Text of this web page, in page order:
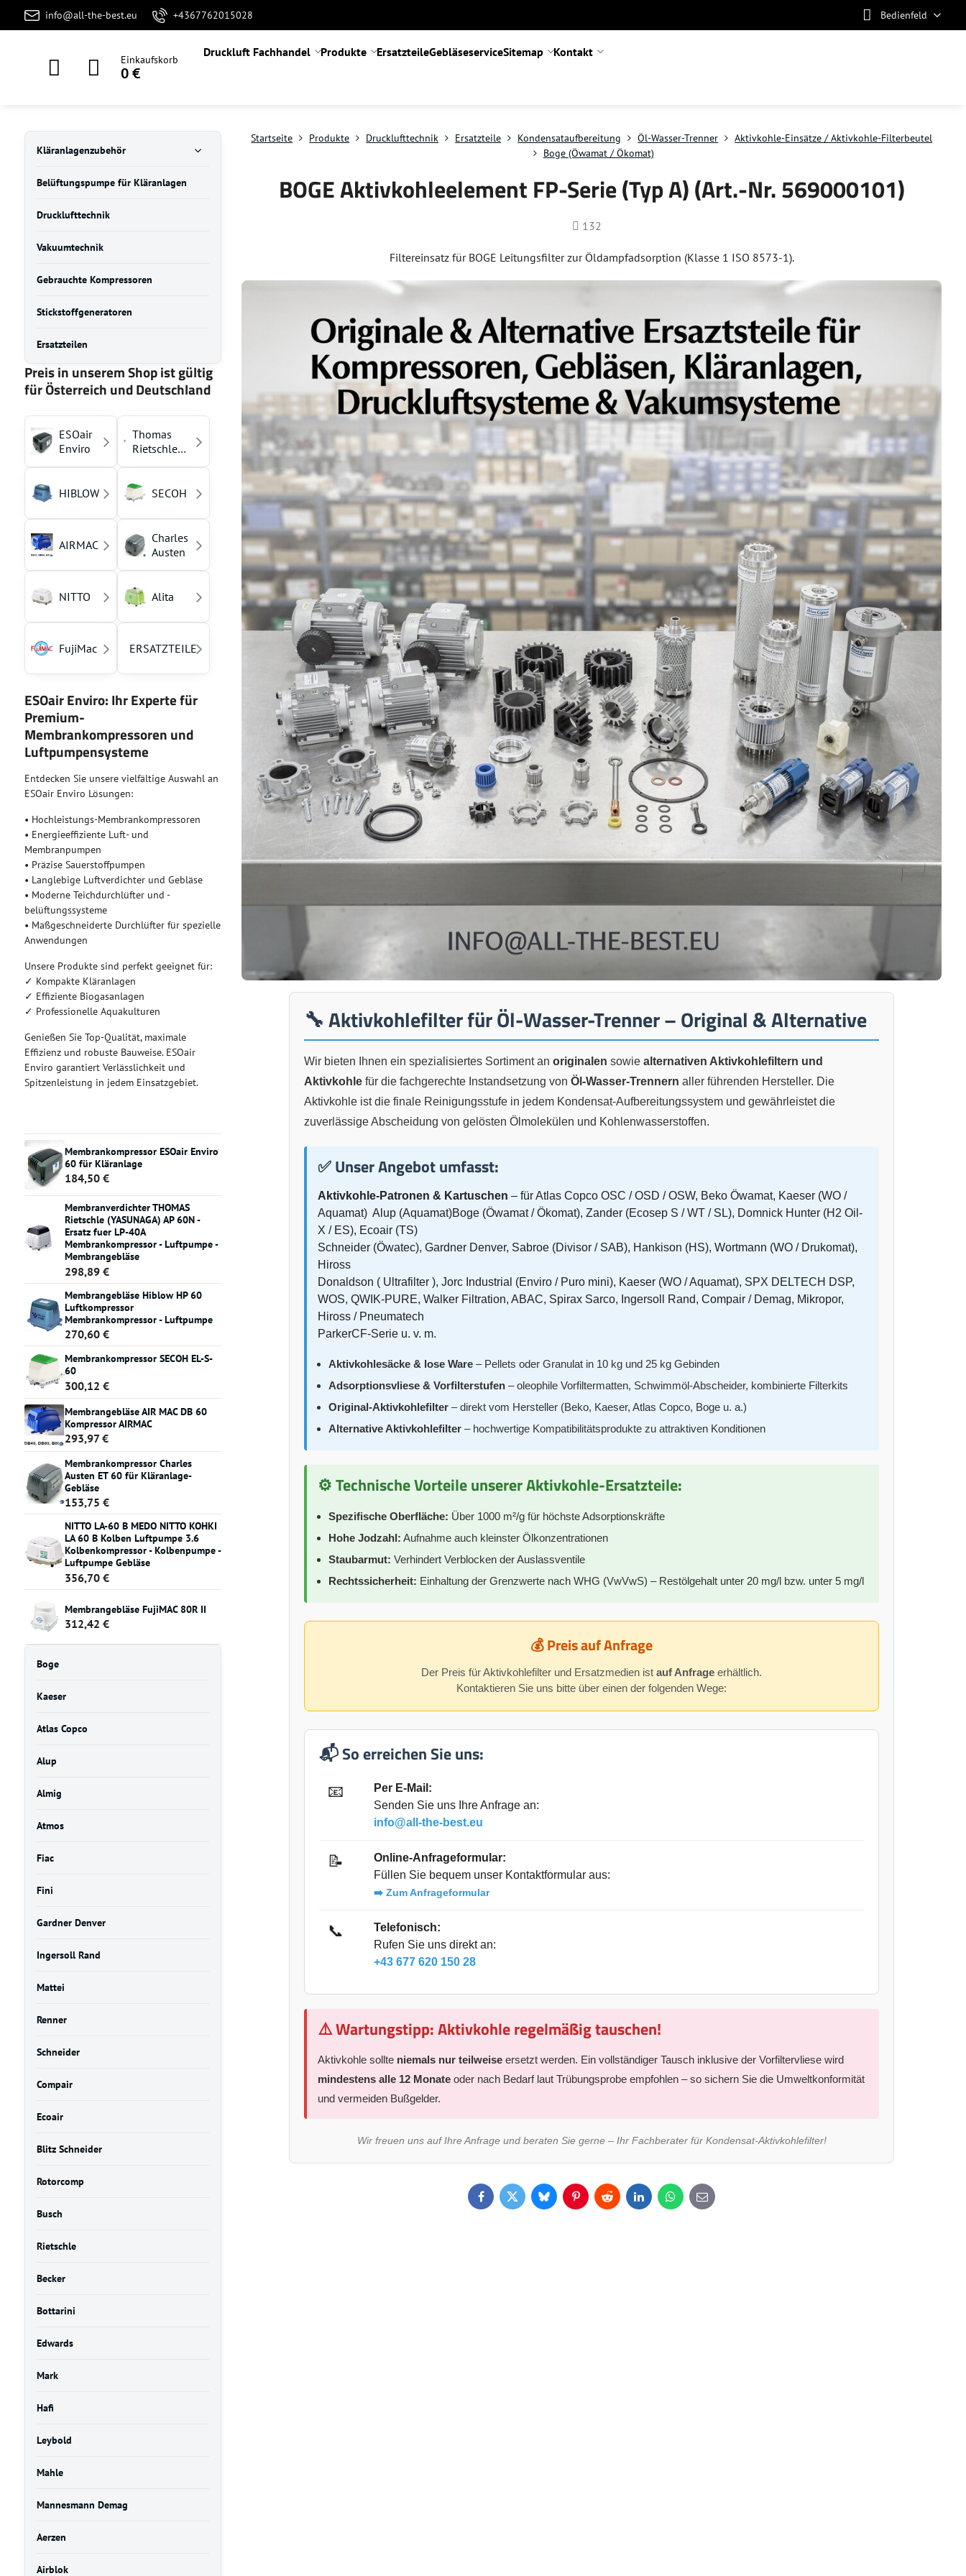
info@all-the-best.eu +4367762015028 Bedienfeld
Einkaufskorb
0 €
Druckluft Fachhandel Produkte ErsatzteileGebläseserviceSitemap Kontakt
Startseite Produkte Drucklufttechnik Ersatzteile Kondensataufbereitung Öl-Wasser-Trenner
Aktivkohle-Einsätze / Aktivkohle-Filterbeutel
Boge (Öwamat / Ökomat)
BOGE Aktivkohleelement FP-Serie (Typ A) (Art.-Nr. 569000101)
Anzahl
132
Filtereinsatz für BOGE Leitungsfilter zur Öldampfadsorption (Klasse 1 ISO 8573-1).
🔧 Aktivkohlefilter für Öl-Wasser-Trenner – Original & Alternative
Wir bieten Ihnen ein spezialisiertes Sortiment anoriginalen sowiealternativen Aktivkohlefiltern und
Aktivkohlefür die fachgerechte Instandsetzung vonÖl-Wasser-Trennern aller führenden Hersteller. Die
Aktivkohle ist die finale Reinigungsstufe in jedem Kondensat-Aufbereitungssystem und gewährleistet die
zuverlässige Abscheidung von gelösten Ölmolekülen und Kohlenwasserstoffen.
✅ Unser Angebot umfasst:
Aktivkohle-Patronen & Kartuschen – für Atlas Copco OSC / OSD / OSW, Beko Öwamat, Kaeser (WO /
Aquamat) Alup (Aquamat)Boge (Öwamat / Ökomat), Zander (Ecosep S / WT / SL), Domnick Hunter (H2 Oil-
X / ES), Ecoair (TS)
Schneider (Öwatec), Gardner Denver, Sabroe (Divisor / SAB), Hankison (HS), Wortmann (WO / Drukomat),
Hiross
Donaldson ( Ultrafilter ), Jorc Industrial (Enviro / Puro mini), Kaeser (WO / Aquamat), SPX DELTECH DSP,
WOS, QWIK-PURE, Walker Filtration, ABAC, Spirax Sarco, Ingersoll Rand, Compair / Demag, Mikropor,
Hiross / Pneumatech
ParkerCF-Serie u. v. m.
Aktivkohlesäcke & lose Ware – Pellets oder Granulat in 10 kg und 25 kg Gebinden
Adsorptionsvliese & Vorfilterstufen – oleophile Vorfiltermatten, Schwimmöl-Abscheider, kombinierte Filterkits
Original-Aktivkohlefilter – direkt vom Hersteller (Beko, Kaeser, Atlas Copco, Boge u. a.)
Alternative Aktivkohlefilter – hochwertige Kompatibilitätsprodukte zu attraktiven Konditionen
⚙️ Technische Vorteile unserer Aktivkohle-Ersatzteile:
Spezifische Oberfläche: Über 1000 m²/g für höchste Adsorptionskräfte
Hohe Jodzahl: Aufnahme auch kleinster Ölkonzentrationen
Staubarmut: Verhindert Verblocken der Auslassventile
Rechtssicherheit: Einhaltung der Grenzwerte nach WHG (VwVwS) – Restölgehalt unter 20 mg/l bzw. unter 5 mg/l
💰 Preis auf Anfrage
Der Preis für Aktivkohlefilter und Ersatzmedien istauf Anfrage erhältlich.
Kontaktieren Sie uns bitte über einen der folgenden Wege:
📬 So erreichen Sie uns:
📧
Per E-Mail:
Senden Sie uns Ihre Anfrage an:
info@all-the-best.eu
📝
Online-Anfrageformular:
Füllen Sie bequem unser Kontaktformular aus:
➡️ Zum Anfrageformular
📞
Telefonisch:
Rufen Sie uns direkt an:
+43 677 620 150 28
⚠️ Wartungstipp: Aktivkohle regelmäßig tauschen!
Aktivkohle sollte niemals nur teilweise ersetzt werden. Ein vollständiger Tausch inklusive der Vorfiltervliese wird
mindestens alle 12 Monate oder nach Bedarf laut Trübungsprobe empfohlen – so sichern Sie die Umweltkonformität
und vermeiden Bußgelder.
Wir freuen uns auf Ihre Anfrage und beraten Sie gerne – Ihr Fachberater für Kondensat-Aktivkohlefilter!
FacebookTwitterBlueskyPinterestRedditLinkedInWhatsApp
E-
mail
Kläranlagenzubehör
Belüftungspumpe für Kläranlagen
Drucklufttechnik
Vakuumtechnik
Gebrauchte Kompressoren
Stickstoffgeneratoren
Ersatzteilen
Preis in unserem Shop ist gültig
für Österreich und Deutschland
ESOair
Enviro
Thomas
Rietschle
(YASUNAGA)
HIBLOW SECOH
AIRMAC
Charles
Austen
NITTO Alita
FujiMac ERSATZTEILE
ESOair Enviro: Ihr Experte für
Premium-
Membrankompressoren und
Luftpumpensysteme
Entdecken Sie unsere vielfältige Auswahl an
ESOair Enviro Lösungen:
• Hochleistungs-Membrankompressoren
• Energieeffiziente Luft- und
Membranpumpen
• Präzise Sauerstoffpumpen
• Langlebige Luftverdichter und Gebläse
• Moderne Teichdurchlüfter und -
belüftungssysteme
• Maßgeschneiderte Durchlüfter für spezielle
Anwendungen
Unsere Produkte sind perfekt geeignet für:
✓ Kompakte Kläranlagen
✓ Effiziente Biogasanlagen
✓ Professionelle Aquakulturen
Genießen Sie Top-Qualität, maximale
Effizienz und robuste Bauweise. ESOair
Enviro garantiert Verlässlichkeit und
Spitzenleistung in jedem Einsatzgebiet.
Membrankompressor ESOair Enviro
60 für Kläranlage
184,50 €
Membranverdichter THOMAS
Rietschle (YASUNAGA) AP 60N -
Ersatz fuer LP-40A
Membrankompressor - Luftpumpe -
Membrangebläse
298,89 €
Membrangebläse Hiblow HP 60
Luftkompressor
Membrankompressor - Luftpumpe
270,60 €
Membrankompressor SECOH EL-S-
60
300,12 €
Membrangebläse AIR MAC DB 60
Kompressor AIRMAC
293,97 €
Membrankompressor Charles
Austen ET 60 für Kläranlage-
Gebläse
153,75 €
NITTO LA-60 B MEDO NITTO KOHKI
LA 60 B Kolben Luftpumpe 3.6
Kolbenkompressor - Kolbenpumpe -
Luftpumpe Gebläse
356,70 €
Membrangebläse FujiMAC 80R II
312,42 €
Boge
Kaeser
Atlas Copco
Alup
Almig
Atmos
Fiac
Fini
Gardner Denver
Ingersoll Rand
Mattei
Renner
Schneider
Compair
Ecoair
Blitz Schneider
Rotorcomp
Busch
Rietschle
Becker
Bottarini
Edwards
Mark
Hafi
Leybold
Mahle
Mannesmann Demag
Aerzen
Airblok